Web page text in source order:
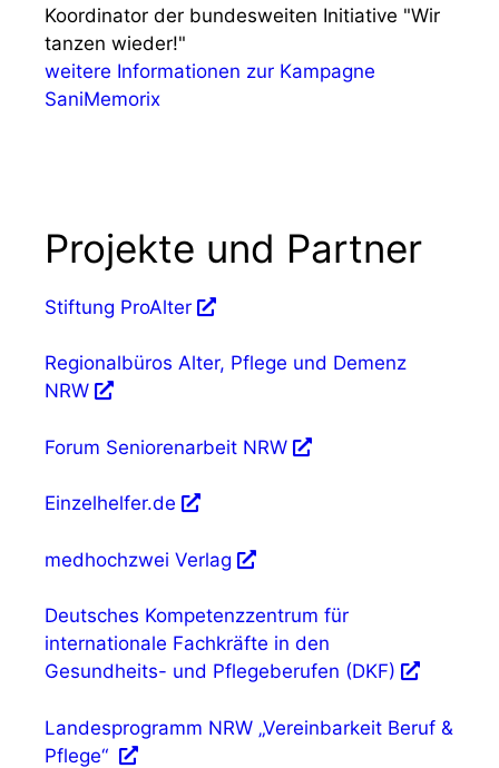
Koordinator der bundesweiten Initiative "Wir
tanzen wieder!"
weitere Informationen zur Kampagne
SaniMemorix
Projekte und Partner
Stiftung ProAlter
Regionalbüros Alter, Pflege und Demenz
NRW
Forum Seniorenarbeit NRW
Einzelhelfer.de
medhochzwei Verlag
Deutsches Kompetenzzentrum für
internationale Fachkräfte in den
Gesundheits- und Pflegeberufen (DKF)
Landesprogramm NRW „Vereinbarkeit Beruf &
Pflege“